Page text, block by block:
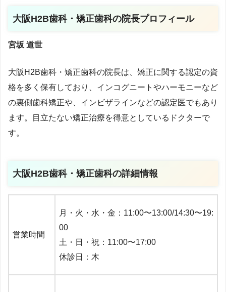
大阪H2B歯科・矯正歯科の院長プロフィール
宮坂 道世
大阪H2B歯科・矯正歯科の院長は、矯正に関する認定の資
格を多く保有しており、インコグニートやハーモニーなど
の裏側歯科矯正や、インビザラインなどの認定医でもあり
ます。目立たない矯正治療を得意としているドクターで
す。
大阪H2B歯科・矯正歯科の詳細情報
営業時間
月・火・水・金：11:00〜13:00/14:30〜19:
00
土・日・祝：11:00〜17:00
休診日：木